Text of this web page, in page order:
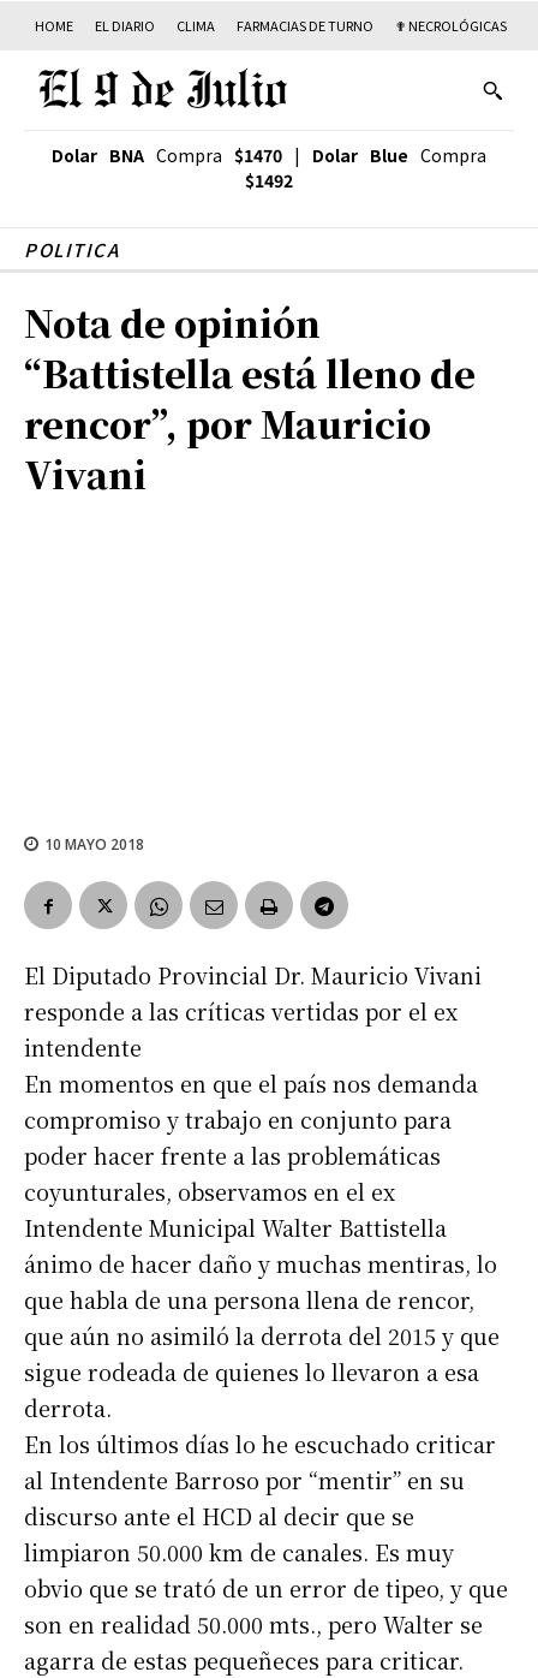
HOME EL DIARIO CLIMA FARMACIAS DE TURNO ✟ NECROLÓGICAS
Dolar BNA Compra $1470 | Dolar Blue Compra
$1492
POLITICA
Nota de opinión
“Battistella está lleno de
rencor”, por Mauricio
Vivani
10 MAYO 2018
El Diputado Provincial Dr. Mauricio Vivani
responde a las críticas vertidas por el ex
intendente
En momentos en que el país nos demanda
compromiso y trabajo en conjunto para
poder hacer frente a las problemáticas
coyunturales, observamos en el ex
Intendente Municipal Walter Battistella
ánimo de hacer daño y muchas mentiras, lo
que habla de una persona llena de rencor,
que aún no asimiló la derrota del 2015 y que
sigue rodeada de quienes lo llevaron a esa
derrota.
En los últimos días lo he escuchado criticar
al Intendente Barroso por “mentir” en su
discurso ante el HCD al decir que se
limpiaron 50.000 km de canales. Es muy
obvio que se trató de un error de tipeo, y que
son en realidad 50.000 mts., pero Walter se
agarra de estas pequeñeces para criticar.